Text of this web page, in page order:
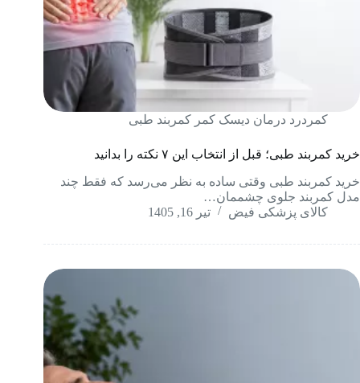
کمردرد درمان دیسک کمر کمربند طبی
خرید کمربند طبی؛ قبل از انتخاب این ۷ نکته را بدانید
خرید کمربند طبی وقتی ساده به نظر می‌رسد که فقط چند
مدل کمربند جلوی چشممان…
کالای پزشکی فیض
تیر 16, 1405